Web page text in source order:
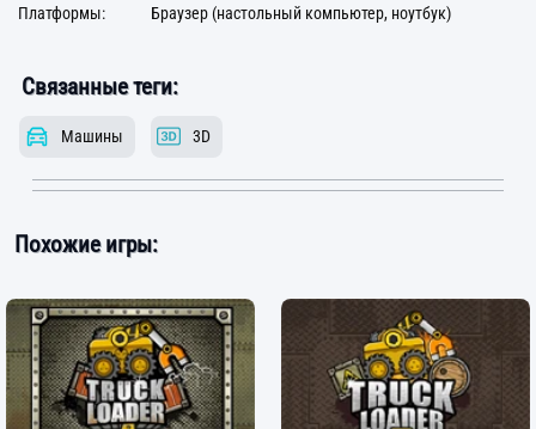
Платформы:
Браузер (настольный компьютер, ноутбук)
Связанные теги:
Машины 3D
Похожие игры: